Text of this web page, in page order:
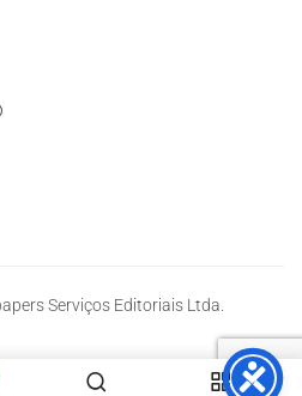
Serviços Editoriais Ltda.